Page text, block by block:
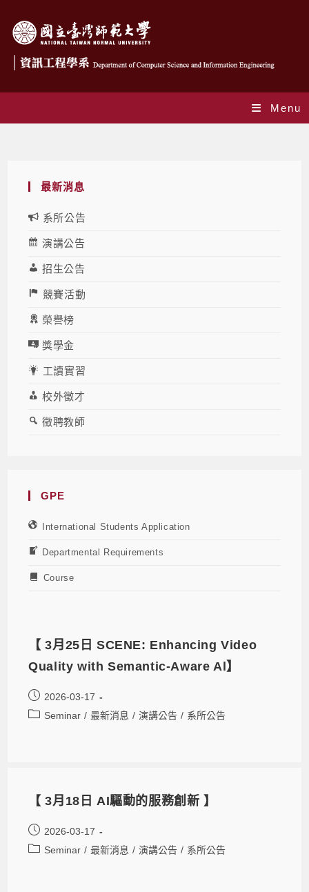
Menu
最新消息
系所公告
演講公告
招生公告
競賽活動
榮譽榜
獎學金
工讀實習
校外徵才
徵聘教師
GPE
International Students Application
Departmental Requirements
Course
【 3月25日 SCENE: Enhancing Video
Quality with Semantic-Aware Al】
2026-03-17
Seminar / 最新消息 / 演講公告 / 系所公告
【 3月18日 AI驅動的服務創新 】
2026-03-17
Seminar / 最新消息 / 演講公告 / 系所公告